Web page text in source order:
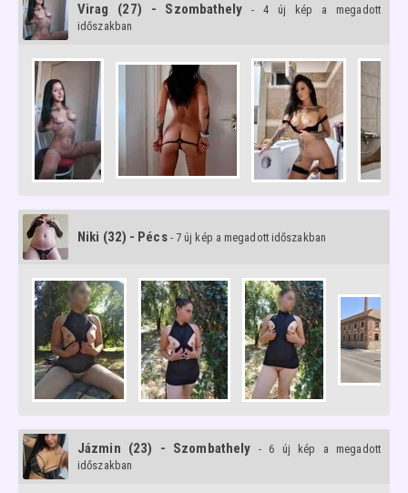
Virag (27) - Szombathely
- 4 új kép a megadott
időszakban
Niki (32) - Pécs - 7 új kép a megadott időszakban
Jázmin (23) - Szombathely - 6 új kép a megadott
időszakban